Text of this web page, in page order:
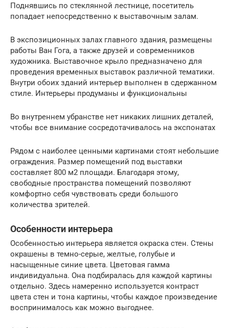
Поднявшись по стеклянной лестнице, посетитель
попадает непосредственно к выставочным залам.
В экспозиционных залах главного здания, размещены
работы Ван Гога, а также друзей и современников
художника. Выставочное крыло предназначено для
проведения временных выставок различной тематики.
Внутри обоих зданий интерьер выполнен в сдержанном
стиле. Интерьеры продуманы и функциональны
Во внутреннем убранстве нет никаких лишних деталей,
чтобы все внимание сосредотачивалось на экспонатах
Рядом с наиболее ценными картинами стоят небольшие
ограждения. Размер помещений под выставки
составляет 800 м2 площади. Благодаря этому,
свободные пространства помещений позволяют
комфортно себя чувствовать среди большого
количества зрителей.
Особенности интерьера
Особенностью интерьера является окраска стен. Стены
окрашены в темно-серые, желтые, голубые и
насыщенные синие цвета. Цветовая гамма
индивидуальна. Она подбиралась для каждой картины
отдельно. Здесь намеренно используется контраст
цвета стен и тона картины, чтобы каждое произведение
воспринималось как можно выгоднее.